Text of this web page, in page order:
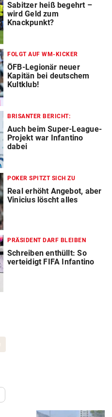
Sabitzer heiß begehrt –
wird Geld zum
Knackpunkt?
FOLGT AUF WM-KICKER
ÖFB-Legionär neuer
Kapitän bei deutschem
Kultklub!
BRISANTER BERICHT:
Auch beim Super-League-
Projekt war Infantino
dabei
POKER SPITZT SICH ZU
Real erhöht Angebot, aber
Vinicius löscht alles
PRÄSIDENT DARF BLEIBEN
Schreiben enthüllt: So
verteidigt FIFA Infantino